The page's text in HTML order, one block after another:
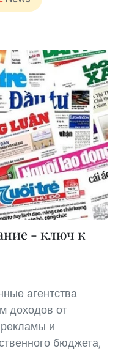
- ключ к
агентства
доходов от
рекламы и
бюджета,